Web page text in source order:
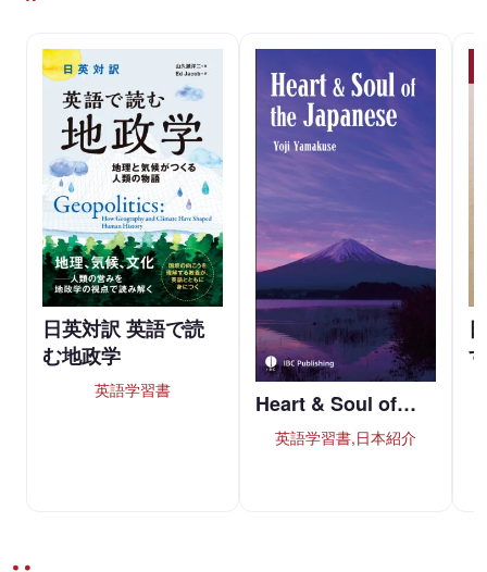
日英対訳 英語で読
む地政学
英語学習書 Heart & Soul of…
英語学習書,日本紹介